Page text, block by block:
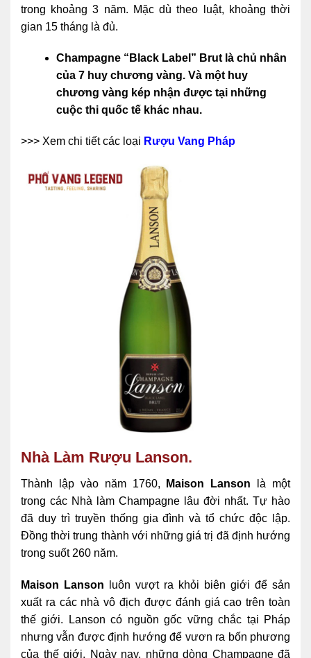
trong khoảng 3 năm. Mặc dù theo luật, khoảng thời
gian 15 tháng là đủ.
Champagne “Black Label” Brutlà chủ nhân
của 7 huy chương vàng. Và một huy
chương vàng kép nhận được tại những
cuộc thi quốc tế khác nhau.
>>> Xem chi tiết các loại Rượu Vang Pháp
Nhà Làm Rượu Lanson.
Thành lập vào năm 1760, Maison Lanson là một
trong các Nhà làm Champagne lâu đời nhất. Tự hào
đã duy trì truyền thống gia đình và tổ chức độc lập.
Đồng thời trung thành với những giá trị đã định hướng
trong suốt 260 năm.
Maison Lanson luôn vượt ra khỏi biên giới để sản
xuất ra các nhà vô địch được đánh giá cao trên toàn
thế giới. Lanson có nguồn gốc vững chắc tại Pháp
nhưng vẫn được định hướng để vươn ra bốn phương
của thế giới. Ngày nay, những dòng Champagne đã